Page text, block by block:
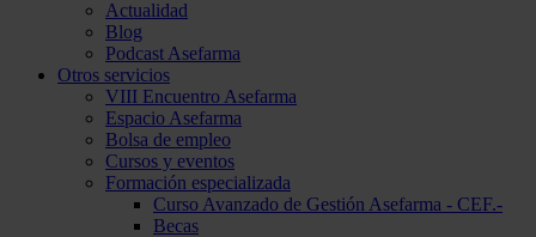
Actualidad
Blog
Podcast Asefarma
Otros servicios
VIII Encuentro Asefarma
Espacio Asefarma
Bolsa de empleo
Cursos y eventos
Formación especializada
Curso Avanzado de Gestión Asefarma - CEF.-
Becas